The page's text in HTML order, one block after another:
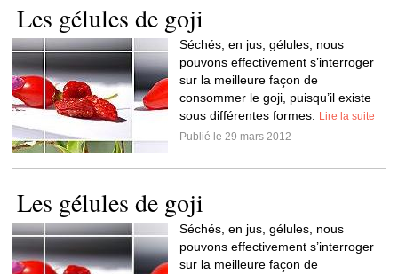
Les gélules de goji
Séchés, en jus, gélules, nous
pouvons effectivement s’interroger
sur la meilleure façon de
consommer le goji, puisqu’il existe
sous différentes formes.
Lire la suite
Publié le 29 mars 2012
Les gélules de goji
Séchés, en jus, gélules, nous
pouvons effectivement s’interroger
sur la meilleure façon de